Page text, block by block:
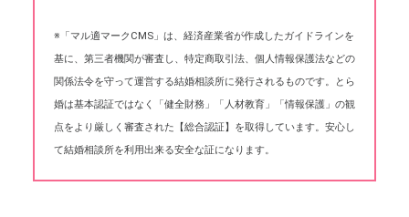
※「マル適マークCMS」は、経済産業省が作成したガイドラインを
基に、第三者機関が審査し、特定商取引法、個人情報保護法などの
関係法令を守って運営する結婚相談所に発行されるものです。とら
婚は基本認証ではなく「健全財務」「人材教育」「情報保護」の観
点をより厳しく審査された【総合認証】を取得しています。安心し
て結婚相談所を利用出来る安全な証になります。